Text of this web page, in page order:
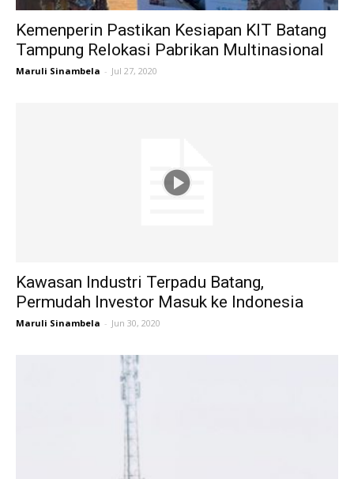
Kemenperin Pastikan Kesiapan KIT Batang
Tampung Relokasi Pabrikan Multinasional
Maruli Sinambela - Jul 27, 2020
Kawasan Industri Terpadu Batang,
Permudah Investor Masuk ke Indonesia
Maruli Sinambela - Jun 30, 2020